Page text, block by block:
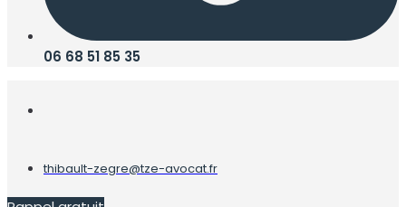
06 68 51 85 35
thibault-zegre@tze-avocat.fr